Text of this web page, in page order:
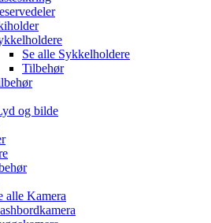
Se alle Sykkelholdere
Tilbehør
og bilde
alle Kamera